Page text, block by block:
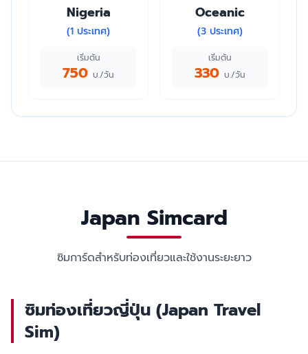
Nigeria
(1 ประเทศ)
เริ่มต้น
750 บ./วัน
Oceanic
(3 ประเทศ)
เริ่มต้น
330 บ./วัน
Japan Simcard
ซิมการ์ดสำหรับท่องเที่ยวและใช้งานระยะยาว
ซิมท่องเที่ยวญี่ปุ่น (Japan Travel
Sim)